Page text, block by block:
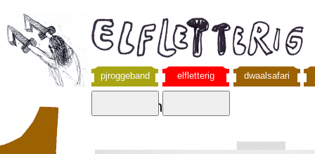
pjroggeband elfletterig dwaalsafari
wondernemer